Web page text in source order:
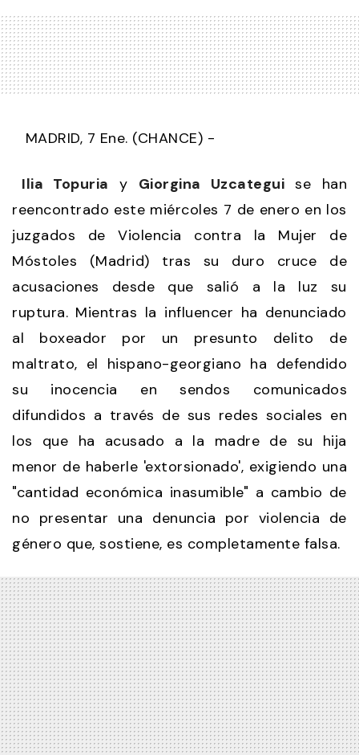
MADRID, 7 Ene. (CHANCE) -
Ilia Topuria y Giorgina Uzcategui se han
reencontrado este miércoles 7 de enero en los
juzgados de Violencia contra la Mujer de
Móstoles (Madrid) tras su duro cruce de
acusaciones desde que salió a la luz su
ruptura. Mientras la influencer ha denunciado
al boxeador por un presunto delito de
maltrato, el hispano-georgiano ha defendido
su inocencia en sendos comunicados
difundidos a través de sus redes sociales en
los que ha acusado a la madre de su hija
menor de haberle 'extorsionado', exigiendo una
"cantidad económica inasumible" a cambio de
no presentar una denuncia por violencia de
género que, sostiene, es completamente falsa.